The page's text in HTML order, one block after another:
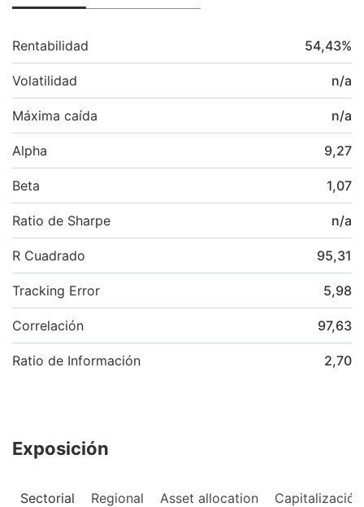
Rentabilidad 54,43%
Volatilidad n/a
Máxima caída n/a
Alpha 9,27
Beta 1,07
Ratio de Sharpe n/a
R Cuadrado 95,31
Tracking Error 5,98
Correlación 97,63
Ratio de Información 2,70
Exposición
Sectorial Regional Asset allocation Capitalización